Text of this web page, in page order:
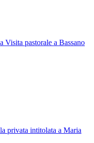
Visita pastorale a Bassano
privata intitolata a Maria